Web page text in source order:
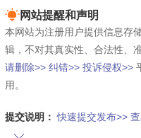
网站提醒和声明
本网站为注册用户提供信息存
辑，不对其真实性、合法性、
请删除>> 纠错>> 投诉侵权>>
用。
提交说明： 快速提交发布>>